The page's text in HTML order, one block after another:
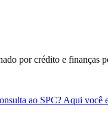
por crédito e finanças
ao SPC? Aqui você